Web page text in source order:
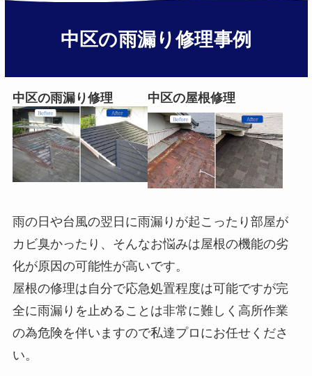
中区の雨漏り修理事例
中区の雨漏り修理 中区の屋根修理
雨の日や台風の翌日に雨漏りが起こったり部屋が
カビ臭かったり、そんなお悩みは屋根の機能の劣
化が原因の可能性が高いです。
屋根の修理は自分で応急処置程度は可能ですが完
全に雨漏りを止めることは非常に難しく高所作業
の為危険を伴いますので私達プロにお任せくださ
い。